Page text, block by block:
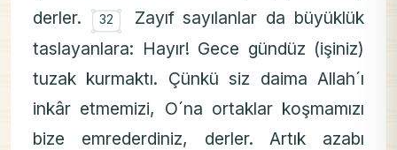
derler. ۝
32
Zayıf sayılanlar da büyüklük
taslayanlara: Hayır! Gece gündüz (işiniz)
tuzak kurmaktı. Çünkü siz daima Allah´ı
inkâr etmemizi, O´na ortaklar koşmamızı
bize emrederdiniz, derler. Artık azabı